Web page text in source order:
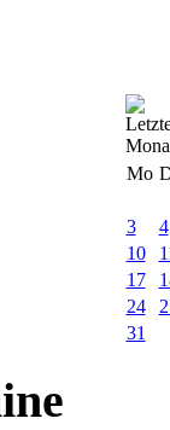
Mo
3
4
10
17
24
31